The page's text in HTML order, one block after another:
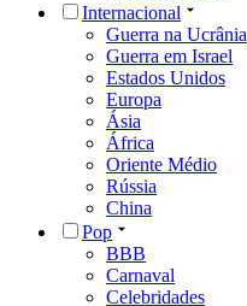
Internacional
Guerra na Ucrânia
Guerra em Israel
Estados Unidos
Europa
Ásia
África
Oriente Médio
Rússia
China
Pop
BBB
Carnaval
Celebridades